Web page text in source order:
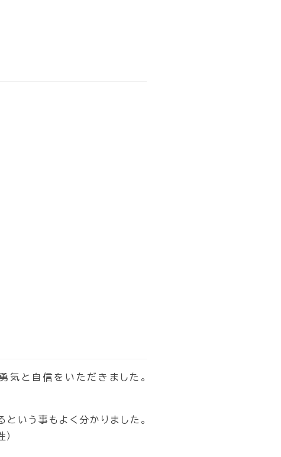
気と自信をいただきました。
いう事もよく分かりました。